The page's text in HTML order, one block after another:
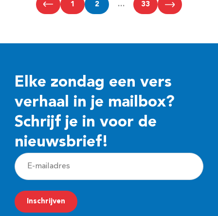
1 2 … 33
Elke zondag een vers
verhaal in je mailbox?
Schrijf je in voor de
nieuwsbrief!
E
-
m
a
Inschrijven